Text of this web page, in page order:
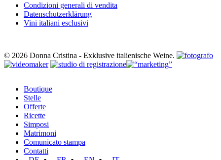
Condizioni generali di vendita
Datenschutzerklärung
Vini italiani esclusivi
© 2026 Donna Cristina - Exklusive italienische Weine.
Close
Menu
Boutique
Stelle
Offerte
Ricette
Simposi
Matrimoni
Comunicato stampa
Contatti